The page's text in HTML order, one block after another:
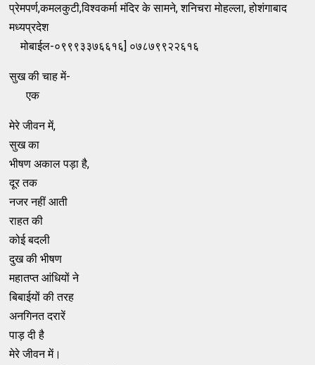
प्रेमपर्ण,कमलकुटी,विश्वकर्मा मंदिर के सामने, शनिचरा मोहल्ला, होशंगाबाद
मध्यप्रदेश
मोबाईल-०९९९३३७६६१६] ०७८७९९२२६१६
सुख की चाह में-
एक
मेरे जीवन में,
सुख का
भीषण अकाल पड़ा है,
दूर तक
नजर नहीं आती
राहत की
कोई बदली
दुख की भीषण
महातप्त आंधियों ने
बिबाईयों की तरह
अनगिनत दरारें
पाड़ दी है
मेरे जीवन में।